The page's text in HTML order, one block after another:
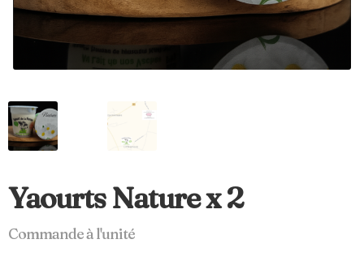
Yaourts Nature x 2
Commande à l'unité